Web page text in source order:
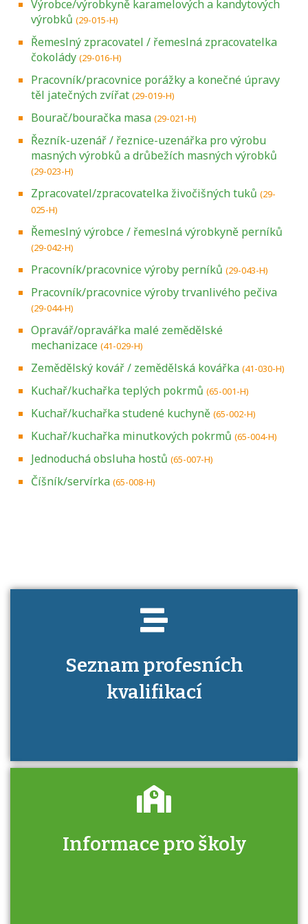
Výrobce/výrobkyně karamelových a kandytových
výrobků (29-015-H)
Řemeslný zpracovatel / řemeslná zpracovatelka
čokolády (29-016-H)
Pracovník/pracovnice porážky a konečné úpravy
těl jatečných zvířat (29-019-H)
Bourač/bouračka masa (29-021-H)
Řezník-uzenář / řeznice-uzenářka pro výrobu
masných výrobků a drůbežích masných výrobků
(29-023-H)
Zpracovatel/zpracovatelka živočišných tuků (29-
025-H)
Řemeslný výrobce / řemeslná výrobkyně perníků
(29-042-H)
Pracovník/pracovnice výroby perníků (29-043-H)
Pracovník/pracovnice výroby trvanlivého pečiva
(29-044-H)
Opravář/opravářka malé zemědělské
mechanizace (41-029-H)
Zemědělský kovář / zemědělská kovářka (41-030-H)
Kuchař/kuchařka teplých pokrmů (65-001-H)
Kuchař/kuchařka studené kuchyně (65-002-H)
Kuchař/kuchařka minutkových pokrmů (65-004-H)
Jednoduchá obsluha hostů (65-007-H)
Číšník/servírka (65-008-H)
Seznam profesních
kvalifikací
Projděte si seznam profesních kvalifikací.
Informace pro školy
Zjistěte, jak se přihlásit ke zkoušce a kde